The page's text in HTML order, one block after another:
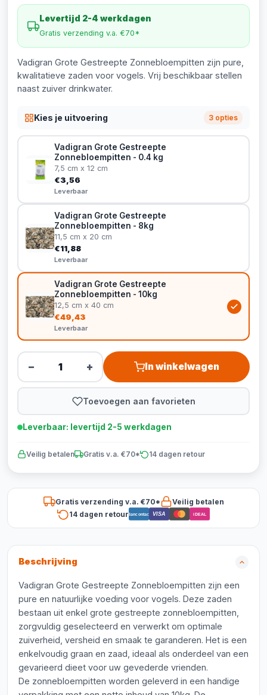
Levertijd 2-4 werkdagen
Gratis verzending v.a. €70*
Vadigran Grote Gestreepte Zonnebloempitten zijn pure,
kwalitatieve zaden voor vogels. Vrij beschikbaar stellen
naast zuiver drinkwater.
Kies je uitvoering 3 opties
Vadigran Grote Gestreepte
Zonnebloempitten - 0.4 kg
7,5 cm x 12 cm
€3,56
Leverbaar
Vadigran Grote Gestreepte
Zonnebloempitten - 8kg
11,5 cm x 20 cm
€11,88
Leverbaar
Vadigran Grote Gestreepte
Zonnebloempitten - 10kg
12,5 cm x 40 cm
€49,43
Leverbaar
− + In winkelwagen
Toevoegen aan favorieten
Leverbaar: levertijd 2-5 werkdagen
Veilig betalen Gratis v.a. €70* 14 dagen retour
Gratis verzending v.a. €70*
Veilig betalen
14 dagen retourBancontact VISA iDEAL
Beschrijving
Vadigran Grote Gestreepte Zonnebloempitten zijn een
pure en natuurlijke voeding voor vogels. Deze zaden
bestaan uit enkel grote gestreepte zonnebloempitten,
zorgvuldig geselecteerd en verwerkt om optimale
zuiverheid, versheid en smaak te garanderen. Het is een
enkelvoudig graan en zaad, ideaal als onderdeel van een
gevarieerd dieet voor uw gevederde vrienden.
De zonnebloempitten worden geleverd in een handige